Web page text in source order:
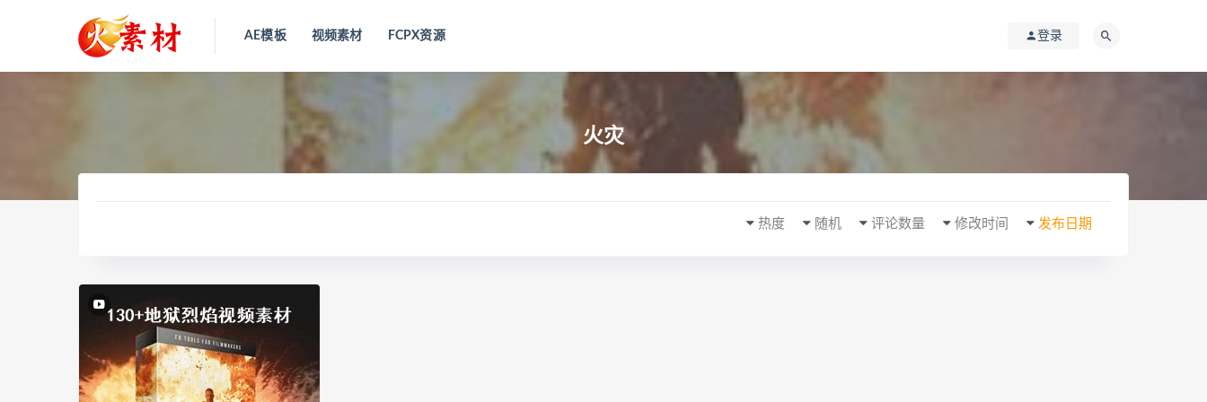
AE模板 视频素材 FCPX资源 登录
火灾
发布日期
修改时间
评论数量
随机
热度